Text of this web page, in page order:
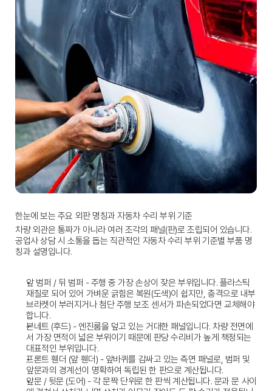
한눈에 보는 주요 외판 명칭과 자동차 수리 부위 기준
차량 외관은 통짜가 아니라 여러 조각의 패널(판)로 조립되어 있습니다.
공업사 상담 시 소통을 돕는 직관적인 자동차 수리 부위 기준별 부품 명
칭과 설명입니다.
앞 범퍼 / 뒤 범퍼 - 주행 중 가장 손상이 잦은 부위입니다. 플라스틱
재질로 되어 있어 가벼운 긁힘은 복원(도색)이 쉽지만, 충격으로 내부
브라켓이 부러지거나 첨단 주행 보조 센서가 파손되었다면 교체해야
합니다.
본네트 (후드) - 엔진룸을 덮고 있는 거대한 패널입니다. 차량 전면에
서 가장 면적이 넓은 부위이기 때문에 판당 수리비가 높게 책정되는
대표적인 부위입니다.
프론트 휀더 (앞 휀더) - 앞바퀴를 감싸고 있는 측면 패널로, 범퍼 및
앞문과의 경계선이 명확하여 독립된 한 판으로 계산됩니다.
앞문 / 뒷문 (도어) - 각 문짝 단위로 한 판씩 계산됩니다. 문과 문 사이